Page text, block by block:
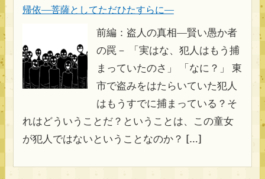
帰依―菩薩としてただひたすらに―
前編：盗人の真相―賢い愚か者
の罠－ 「実はな、犯人はもう捕
まっていたのさ」 「なに？」 東
市で盗みをはたらいていた犯人
はもうすでに捕まっている？そ
れはどういうことだ？ということは、この童女
が犯人ではないということなのか？ […]